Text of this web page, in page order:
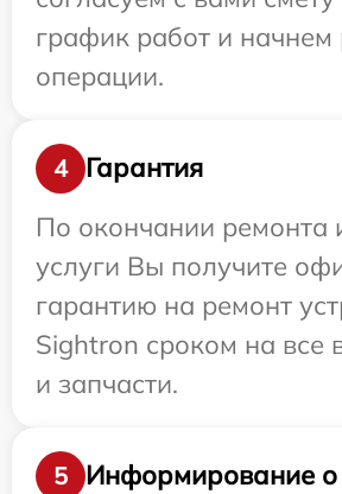
график работ и
операции.
4
Гарантия
По окончании ремонта
услуги Вы получите
гарантию на ремонт
Sightron сроком на все
и запчасти.
5
Информирование о